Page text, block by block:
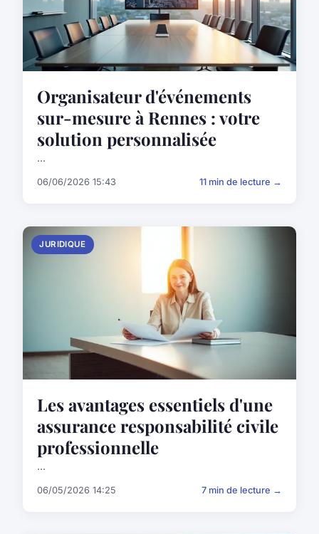
Organisateur d'événements
sur-mesure à Rennes : votre
solution personnalisée
...
06/06/2026 15:43 11 min de lecture →
JURIDIQUE
Les avantages essentiels d'une
assurance responsabilité civile
professionnelle
...
06/05/2026 14:25 7 min de lecture →